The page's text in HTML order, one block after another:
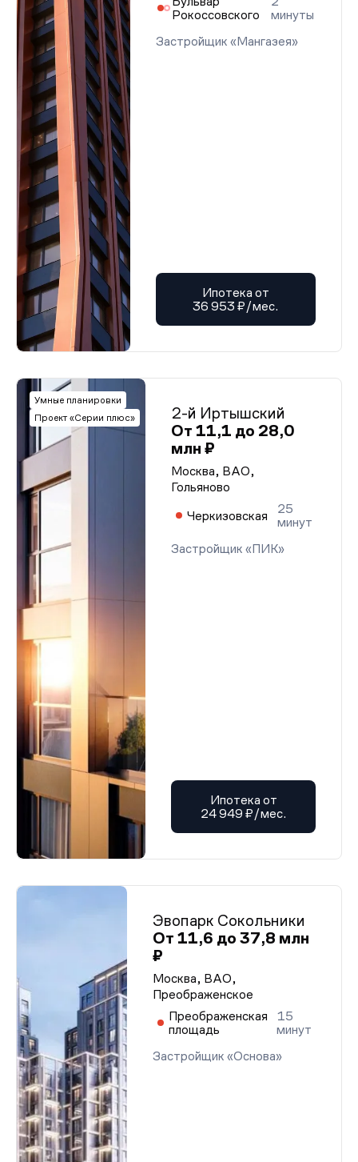
Рокоссовского
минуты
Застройщик «Мангазея»
Ипотека от
36 953 ₽/мес.
Умные планировки
Проект «Серии плюс»
2-й Иртышский
От 11,1 до 28,0
млн ₽
Москва, ВАО,
Гольяново
Черкизовская
25
минут
Застройщик «ПИК»
Ипотека от
24 949 ₽/мес.
Эвопарк Сокольники
От 11,6 до 37,8 млн
₽
Москва, ВАО,
Преображенское
Преображенская
площадь
15
минут
Застройщик «Основа»